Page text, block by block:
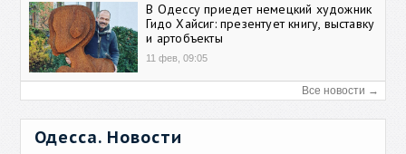
В Одессу приедет немецкий художник
Гидо Хайсиг: презентует книгу, выставку
и артобъекты
11 фев, 09:05
Все новости →
Одесса. Новости